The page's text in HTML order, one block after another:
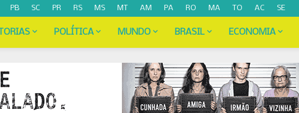
PB SC PR RS MS MT AM PA RO MA TO AC SE
POLÍTICA MUNDO BRASIL ECONOMIA